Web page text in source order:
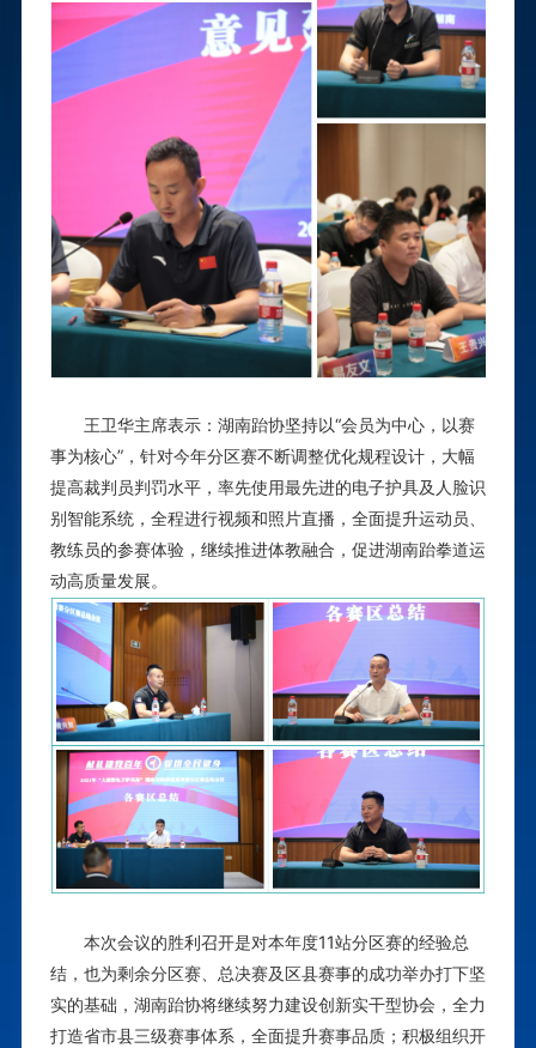
王卫华主席表示：湖南跆协坚持以“会员为中心，以赛
事为核心”，针对今年分区赛不断调整优化规程设计，大幅
提高裁判员判罚水平，率先使用最先进的电子护具及人脸识
别智能系统，全程进行视频和照片直播，全面提升运动员、
教练员的参赛体验，继续推进体教融合，促进湖南跆拳道运
动高质量发展。
本次会议的胜利召开是对本年度11站分区赛的经验总
结，也为剩余分区赛、总决赛及区县赛事的成功举办打下坚
实的基础，湖南跆协将继续努力建设创新实干型协会，全力
打造省市县三级赛事体系，全面提升赛事品质；积极组织开